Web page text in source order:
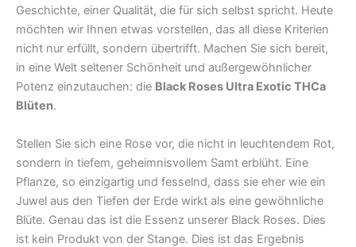
Geschichte, einer Qualität, die für sich selbst spricht. Heute
möchten wir Ihnen etwas vorstellen, das all diese Kriterien
nicht nur erfüllt, sondern übertrifft. Machen Sie sich bereit,
in eine Welt seltener Schönheit und außergewöhnlicher
Potenz einzutauchen: die Black Roses Ultra Exotic THCa
Blüten.
Stellen Sie sich eine Rose vor, die nicht in leuchtendem Rot,
sondern in tiefem, geheimnisvollem Samt erblüht. Eine
Pflanze, so einzigartig und fesselnd, dass sie eher wie ein
Juwel aus den Tiefen der Erde wirkt als eine gewöhnliche
Blüte. Genau das ist die Essenz unserer Black Roses. Dies
ist kein Produkt von der Stange. Dies ist das Ergebnis